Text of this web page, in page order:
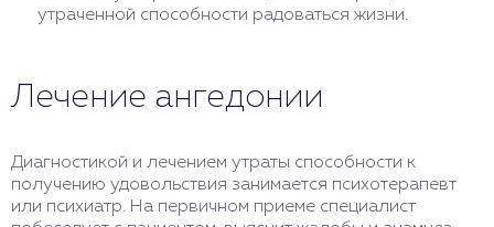
утраченной способности радоваться жизни.
Лечение ангедонии
Диагностикой и лечением утраты способности к
получению удовольствия занимается психотерапевт
или психиатр. На первичном приеме специалист